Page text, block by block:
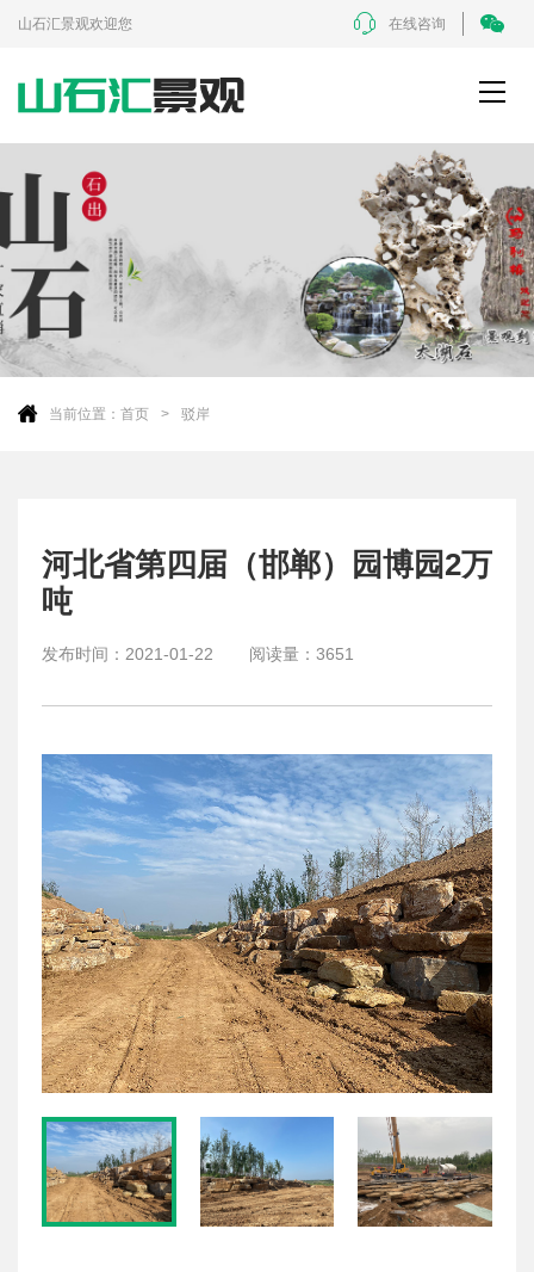
山石汇景观欢迎您 在线咨询
当前位置： 首页 驳岸
河北省第四届（邯郸）园博园2万
吨
发布时间： 2021-01-22 阅读量： 3651